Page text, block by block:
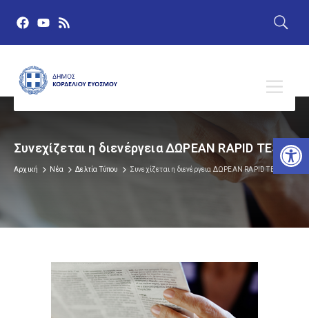
Συνεχίζεται η διενέργεια ΔΩΡΕΑΝ RAPID TEST
Αρχική Νέα Δελτία Τύπου Συνεχίζεται η διενέργεια ΔΩΡΕΑΝ RAPID TEST